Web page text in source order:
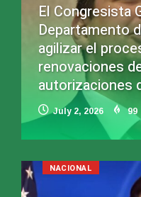
El Congresista
Departamento
agilizar el
renovaciones
autorizaciones
July 2, 2026 99
NACIONAL